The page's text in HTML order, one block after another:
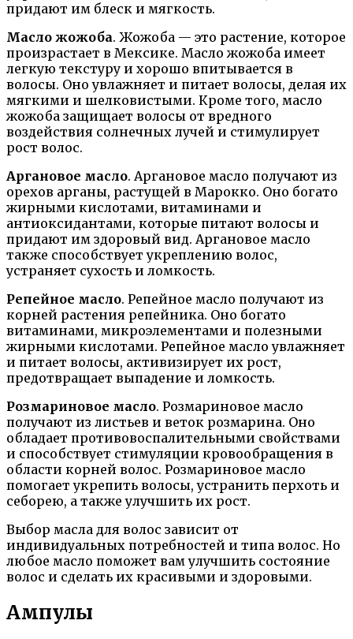
придают им блеск и мягкость.
Масло жожоба. Жожоба — это растение, которое
произрастает в Мексике. Масло жожоба имеет
легкую текстуру и хорошо впитывается в
волосы. Оно увлажняет и питает волосы, делая их
мягкими и шелковистыми. Кроме того, масло
жожоба защищает волосы от вредного
воздействия солнечных лучей и стимулирует
рост волос.
Аргановое масло. Аргановое масло получают из
орехов арганы, растущей в Марокко. Оно богато
жирными кислотами, витаминами и
антиоксидантами, которые питают волосы и
придают им здоровый вид. Аргановое масло
также способствует укреплению волос,
устраняет сухость и ломкость.
Репейное масло. Репейное масло получают из
корней растения репейника. Оно богато
витаминами, микроэлементами и полезными
жирными кислотами. Репейное масло увлажняет
и питает волосы, активизирует их рост,
предотвращает выпадение и ломкость.
Розмариновое масло. Розмариновое масло
получают из листьев и веток розмарина. Оно
обладает противовоспалительными свойствами
и способствует стимуляции кровообращения в
области корней волос. Розмариновое масло
помогает укрепить волосы, устранить перхоть и
себорею, а также улучшить их рост.
Выбор масла для волос зависит от
индивидуальных потребностей и типа волос. Но
любое масло поможет вам улучшить состояние
волос и сделать их красивыми и здоровыми.
Ампулы